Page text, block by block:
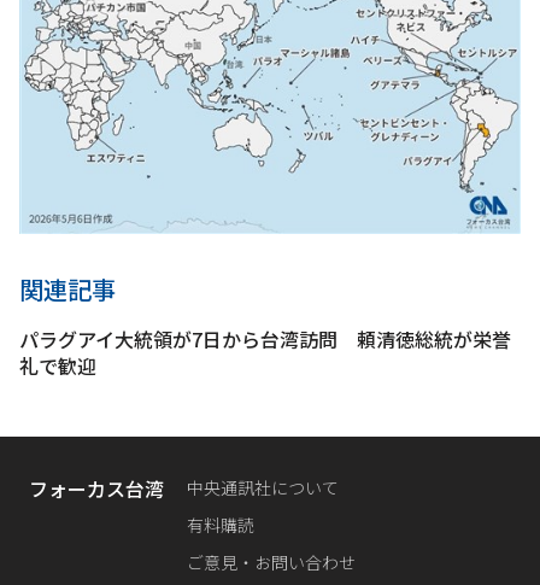
関連記事
パラグアイ大統領が7日から台湾訪問 頼清徳総統が栄誉
礼で歓迎
フォーカス台湾
中央通訊社について
有料購読
ご意見・お問い合わせ